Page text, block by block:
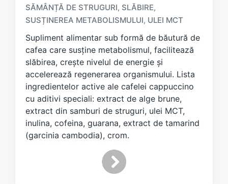
a
g
e
d
w
t
h
SĂMÂNȚĂ DE STRUGURI, SLĂBIRE,
SUSȚINEREA METABOLISMULUI, ULEI MCT
Supliment alimentar sub formă de băutură de
cafea care susține metabolismul, facilitează
slăbirea, crește nivelul de energie și
accelerează regenerarea organismului. Lista
ingredientelor active ale cafelei cappuccino
cu aditivi speciali: extract de alge brune,
extract din samburi de struguri, ulei MCT,
inulina, cofeina, guarana, extract de tamarind
(garcinia cambodia), crom.